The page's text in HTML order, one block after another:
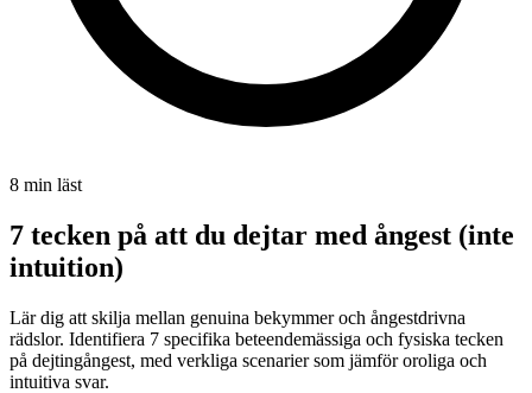
8 min läst
7 tecken på att du dejtar med ångest (inte
intuition)
Lär dig att skilja mellan genuina bekymmer och ångestdrivna
rädslor. Identifiera 7 specifika beteendemässiga och fysiska tecken
på dejtingångest, med verkliga scenarier som jämför oroliga och
intuitiva svar.